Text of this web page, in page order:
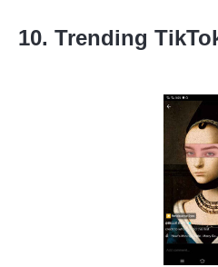
10. Trending